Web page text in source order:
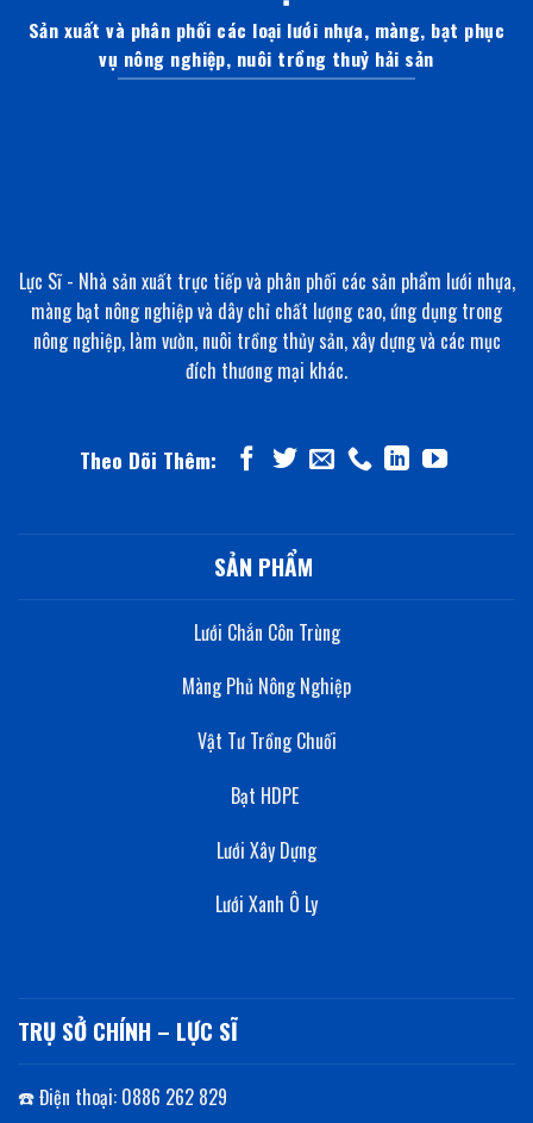
Sản xuất và phân phối các loại lưới nhựa, màng, bạt phục
vụ nông nghiệp, nuôi trồng thuỷ hải sản
Lực Sĩ - Nhà sản xuất trực tiếp và phân phối các sản phẩm lưới nhựa,
màng bạt nông nghiệp và dây chỉ chất lượng cao, ứng dụng trong
nông nghiệp, làm vườn, nuôi trồng thủy sản, xây dựng và các mục
đích thương mại khác.
Theo Dõi Thêm:
SẢN PHẨM
Lưới Chắn Côn Trùng
Màng Phủ Nông Nghiệp
Vật Tư Trồng Chuối
Bạt HDPE
Lưới Xây Dựng
Lưới Xanh Ô Ly
TRỤ SỞ CHÍNH – LỰC SĨ
☎️ Điện thoại: 0886 262 829